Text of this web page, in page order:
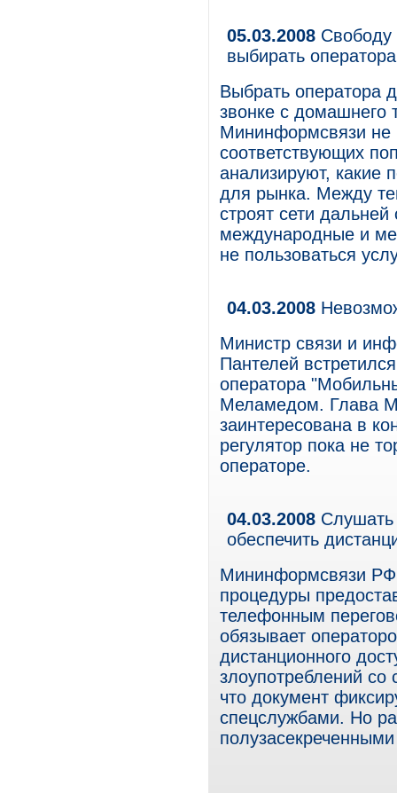
05.03.2008 Свободу
выбирать
Выбрать оператора
звонке с домашнего
Мининформсвязи не
соответствующих
анализируют, какие
для рынка. Между
строят сети
международные и
не пользоваться
04.03.2008
Министр связи и
Пантелей
оператора
Меламедом. Глава
заинтересована в
регулятор пока не
операторе.
04.03.2008 Слушать
обеспечить
Мининформсвязи РФ
процедуры
телефонным
обязывает
дистанционного
злоупотреблений
что документ
спецслужбами. Но